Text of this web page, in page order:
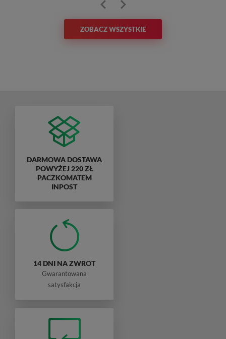
ZOBACZ WSZYSTKIE
DARMOWA DOSTAWA
POWYŻEJ 220 ZŁ
PACZKOMATEM
INPOST
14 DNI NA ZWROT
Gwarantowana
satysfakcja